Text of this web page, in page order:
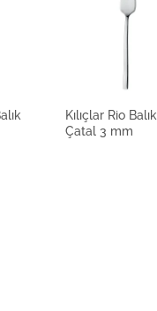
Kılıçlar Rio Balık
Çatal 3 mm